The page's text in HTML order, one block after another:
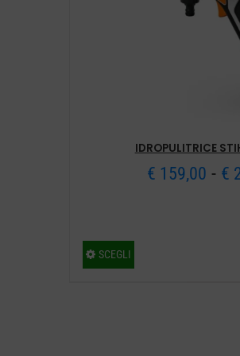
IDROPULITRICE
€ 159,00 - €
SCEGLI